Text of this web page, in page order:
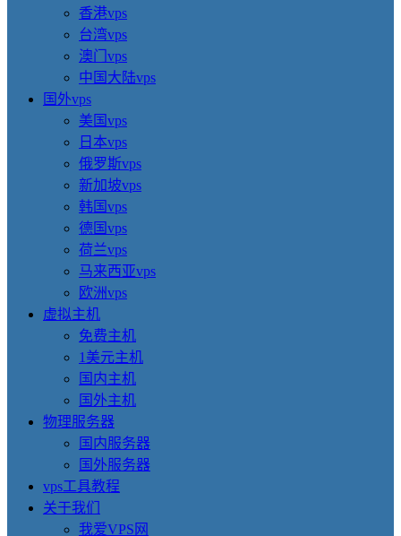
香港vps
台湾vps
澳门vps
中国大陆vps
国外vps
美国vps
日本vps
俄罗斯vps
新加坡vps
韩国vps
德国vps
荷兰vps
马来西亚vps
欧洲vps
虚拟主机
免费主机
1美元主机
国内主机
国外主机
物理服务器
国内服务器
国外服务器
vps工具教程
关于我们
我爱VPS网